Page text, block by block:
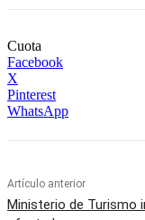
Cuota
Facebook
X
Pinterest
WhatsApp
Artículo anterior
Ministerio de Turismo